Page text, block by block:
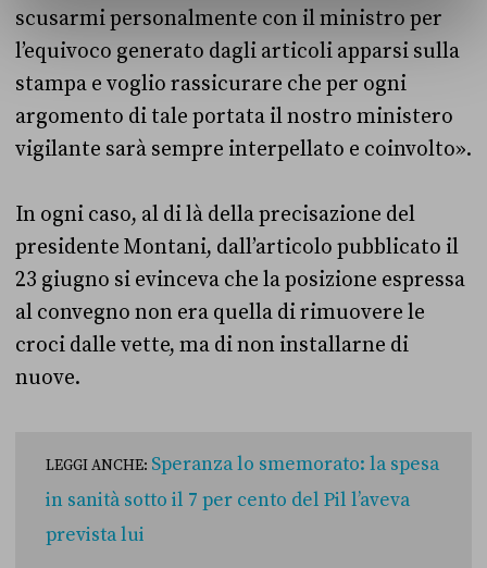
scusarmi personalmente con il ministro per
l’equivoco generato dagli articoli apparsi sulla
stampa e voglio rassicurare che per ogni
argomento di tale portata il nostro ministero
vigilante sarà sempre interpellato e coinvolto».
In ogni caso, al di là della precisazione del
presidente Montani, dall’articolo pubblicato il
23 giugno si evinceva che la posizione espressa
al convegno non era quella di rimuovere le
croci dalle vette, ma di non installarne di
nuove.
LEGGI ANCHE: Speranza lo smemorato: la spesa
in sanità sotto il 7 per cento del Pil l’aveva
prevista lui